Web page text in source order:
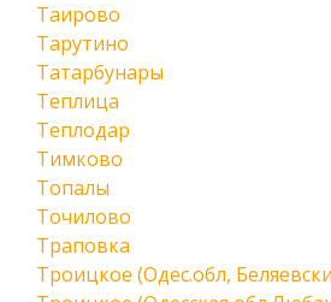
Таирово
Тарутино
Татарбунары
Теплица
Теплодар
Тимково
Топалы
Точилово
Траповка
Троицкое (Одес.обл,